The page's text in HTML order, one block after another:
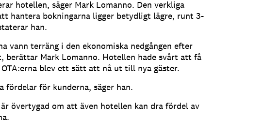
hotellen, säger Mark Lomanno. Den verkliga
hantera bokningarna ligger betydligt lägre, runt 3-
han.
vann terräng i den ekonomiska nedgången efter
berättar Mark Lomanno. Hotellen hade svårt att få
OTA:erna blev ett sätt att nå ut till nya gäster.
fördelar för kunderna, säger han.
övertygad om att även hotellen kan dra fördel av